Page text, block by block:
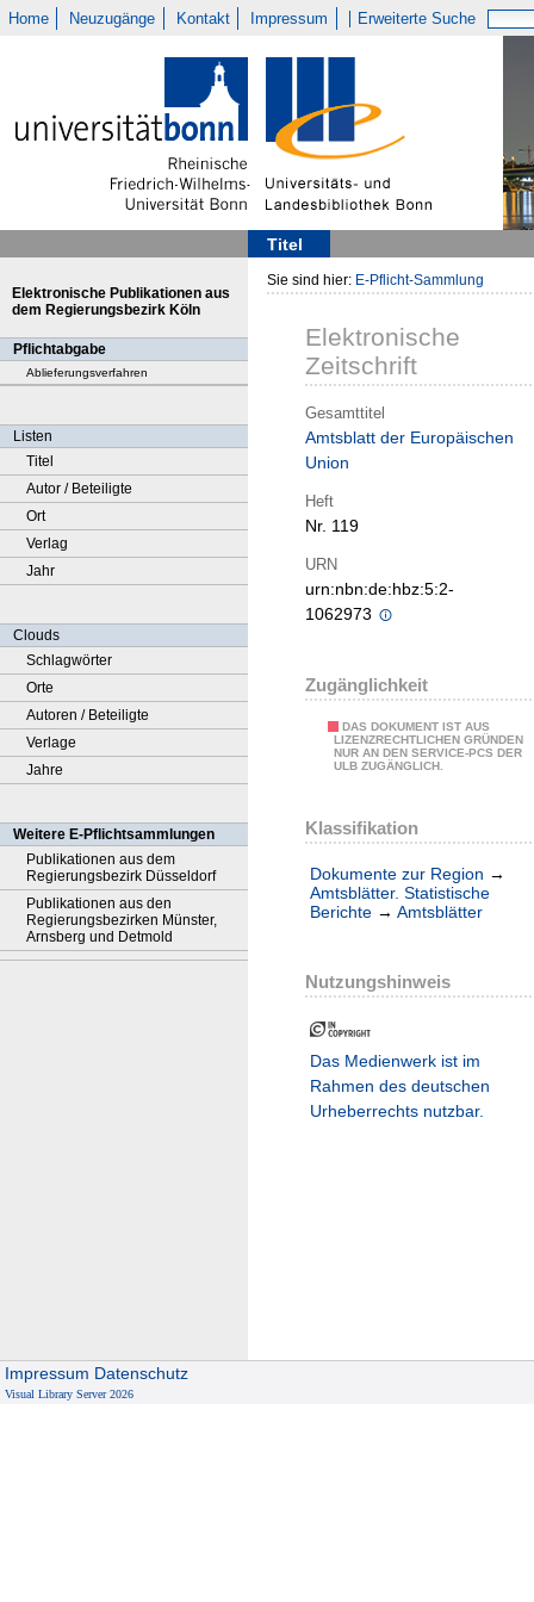
Home Neuzugänge Kontakt Impressum Erweiterte Suche
Titel
Elektronische Publikationen aus
dem Regierungsbezirk Köln
Pflichtabgabe
Ablieferungsverfahren
Listen
Titel
Autor / Beteiligte
Ort
Verlag
Jahr
Clouds
Schlagwörter
Orte
Autoren / Beteiligte
Verlage
Jahre
Weitere E-Pflichtsammlungen
Publikationen aus dem
Regierungsbezirk Düsseldorf
Publikationen aus den
Regierungsbezirken Münster,
Arnsberg und Detmold
Sie sind hier: E-Pflicht-Sammlung
Elektronische
Zeitschrift
Gesamttitel
Amtsblatt der Europäischen
Union
Heft
Nr. 119
URN
urn:nbn:de:hbz:5:2-
1062973
Zugänglichkeit
DAS DOKUMENT IST AUS
LIZENZRECHTLICHEN GRÜNDEN
NUR AN DEN SERVICE-PCS DER
ULB ZUGÄNGLICH.
Klassifikation
Dokumente zur Region →
Amtsblätter. Statistische
Berichte → Amtsblätter
Nutzungshinweis
Das Medienwerk ist im
Rahmen des deutschen
Urheberrechts nutzbar.
Impressum Datenschutz
Visual Library Server 2026